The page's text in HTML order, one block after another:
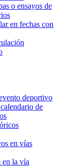
o ensayos de
en fechas con
deportivo
de
en vías
en la vía